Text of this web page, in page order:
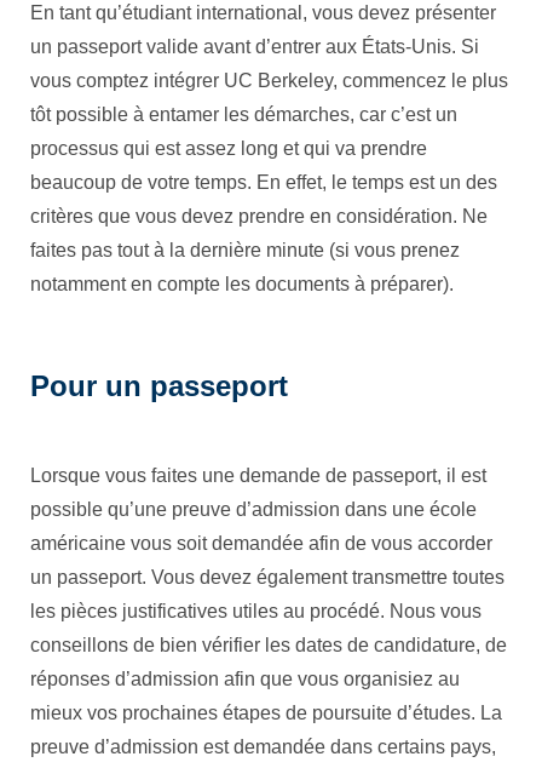
En tant qu’étudiant international, vous devez présenter
un passeport valide avant d’entrer aux États-Unis. Si
vous comptez intégrer UC Berkeley, commencez le plus
tôt possible à entamer les démarches, car c’est un
processus qui est assez long et qui va prendre
beaucoup de votre temps. En effet, le temps est un des
critères que vous devez prendre en considération. Ne
faites pas tout à la dernière minute (si vous prenez
notamment en compte les documents à préparer).
Pour un passeport
Lorsque vous faites une demande de passeport, il est
possible qu’une preuve d’admission dans une école
américaine vous soit demandée afin de vous accorder
un passeport. Vous devez également transmettre toutes
les pièces justificatives utiles au procédé. Nous vous
conseillons de bien vérifier les dates de candidature, de
réponses d’admission afin que vous organisiez au
mieux vos prochaines étapes de poursuite d’études. La
preuve d’admission est demandée dans certains pays,